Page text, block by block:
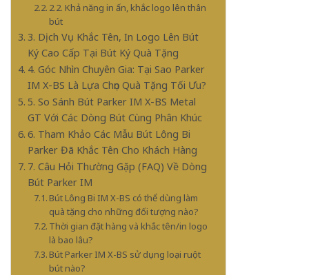
2.2. Khả năng in ấn, khắc logo lên thân
bút
3. Dịch Vụ Khắc Tên, In Logo Lên Bút
Ký Cao Cấp Tại Bút Ký Quà Tặng
4. Góc Nhìn Chuyên Gia: Tại Sao Parker
IM X-BS Là Lựa Chọn Quà Tặng Tối Ưu?
5. So Sánh Bút Parker IM X-BS Metal
GT Với Các Dòng Bút Cùng Phân Khúc
6. Tham Khảo Các Mẫu Bút Lông Bi
Parker Đã Khắc Tên Cho Khách Hàng
7. Câu Hỏi Thường Gặp (FAQ) Về Dòng
Bút Parker IM
Bút Lông Bi IM X-BS có thể dùng làm
quà tặng cho những đối tượng nào?
Thời gian đặt hàng và khắc tên/in logo
là bao lâu?
Bút Parker IM X-BS sử dụng loại ruột
bút nào?